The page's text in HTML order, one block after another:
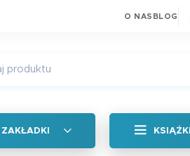
O NAS BLOG
ZAKŁADKI KSIĄŻKI